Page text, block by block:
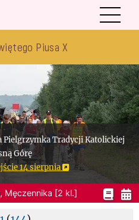
Piusa X
Pielgrzymka Tradycji Katolickiej
Górę
14 sierpnia
Męczennika [2 kl.]